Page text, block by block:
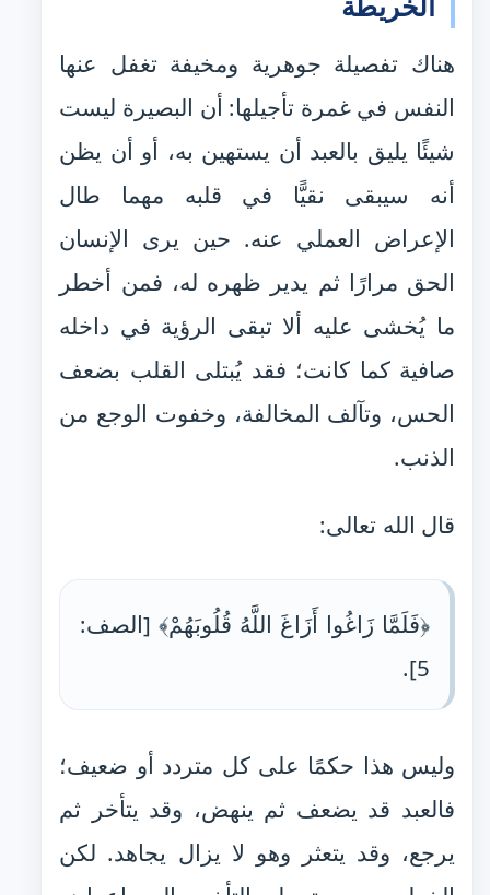
هناك تفصيلة جوهرية ومخيفة تغفل عنها
النفس في غمرة تأجيلها: أن البصيرة ليست
شيئًا يليق بالعبد أن يستهين به، أو أن يظن
أنه سيبقى نقيًّا في قلبه مهما طال
الإعراض العملي عنه. حين يرى الإنسان
الحق مرارًا ثم يدير ظهره له، فمن أخطر
ما يُخشى عليه ألا تبقى الرؤية في داخله
صافية كما كانت؛ فقد يُبتلى القلب بضعف
الحس، وتآلف المخالفة، وخفوت الوجع من
الذنب.
قال الله تعالى:
﴿فَلَمَّا زَاغُوا أَزَاغَ اللَّهُ قُلُوبَهُمْ﴾ [الصف:
5].
وليس هذا حكمًا على كل متردد أو ضعيف؛
فالعبد قد يضعف ثم ينهض، وقد يتأخر ثم
يرجع، وقد يتعثر وهو لا يزال يجاهد. لكن